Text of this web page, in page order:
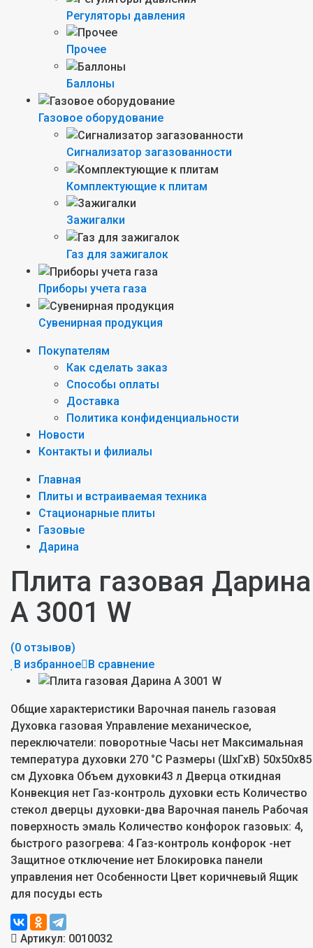
Регуляторы давления
Прочее
Баллоны
Газовое оборудование
Сигнализатор загазованности
Комплектующие к плитам
Зажигалки
Газ для зажигалок
Приборы учета газа
Сувенирная продукция
Покупателям
Как сделать заказ
Способы оплаты
Доставка
Политика конфиденциальности
Новости
Контакты и филиалы
Главная
Плиты и встраиваемая техника
Стационарные плиты
Газовые
Дарина
Плита газовая Дарина
A 3001 W
(0 отзывов)
В избранное В сравнение
Общие характеристики Варочная панель газовая
Духовка газовая Управление механическое,
переключатели: поворотные Часы нет Максимальная
температура духовки 270 °С Размеры (ШхГхВ) 50x50x85
см Духовка Объем духовки43 л Дверца откидная
Конвекция нет Газ-контроль духовки есть Количество
стекол дверцы духовки-два Варочная панель Рабочая
поверхность эмаль Количество конфорок газовых: 4,
быстрого разогрева: 4 Газ-контроль конфорок -нет
Защитное отключение нет Блокировка панели
управления нет Особенности Цвет коричневый Ящик
для посуды есть
Артикул: 0010032